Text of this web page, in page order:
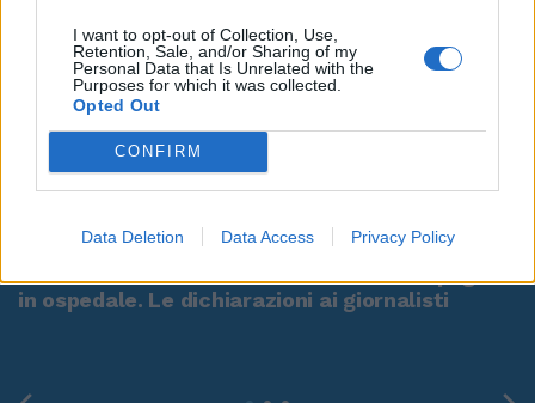
I want to opt-out of Collection, Use,
Retention, Sale, and/or Sharing of my
Personal Data that Is Unrelated with the
Purposes for which it was collected.
Opted Out
CONFIRM
Data Deletion Data Access Privacy Policy
Leonardo Maria Del Vecchio dall'ex compagna
in ospedale. Le dichiarazioni ai giornalisti